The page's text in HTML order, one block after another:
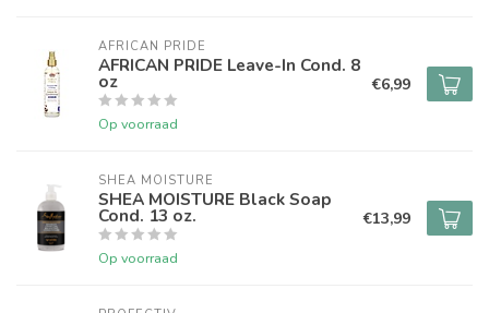
AFRICAN PRIDE
AFRICAN PRIDE Leave-In Cond. 8
oz
Op voorraad
€6,99
SHEA MOISTURE
SHEA MOISTURE Black Soap
Cond. 13 oz.
Op voorraad
€13,99